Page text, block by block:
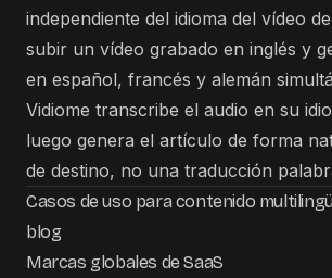
independiente del idioma del vídeo
subir un vídeo grabado en inglés y
en español, francés y alemán
Vidiome transcribe el audio en su
luego genera el artículo de forma
de destino, no una traducción
Casos de uso para contenido
blog
Marcas globales de SaaS